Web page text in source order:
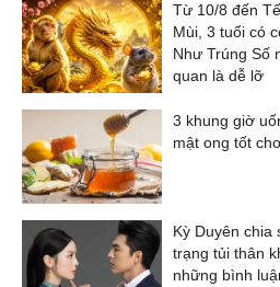
Từ 10/8 đến
Mùi, 3 tuổi có
Như Trúng Số
quan là dễ lỡ
3 khung giờ
mật ong tốt
Kỳ Duyên chia
trạng tủi thân
những bình